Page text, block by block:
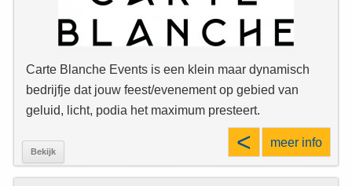
Carte Blanche Events is een klein maar dynamisch
bedrijfje dat jouw feest/evenement op gebied van
geluid, licht, podia het maximum presteert.
Bekijk < meer info